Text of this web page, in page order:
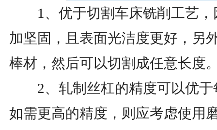
1、优于切割车床铣削工艺，
加坚固，且表面光洁度更好，另
棒材，然后可以切割成任意长度
2、轧制丝杠的精度可以优于
如需更高的精度，则应考虑使用